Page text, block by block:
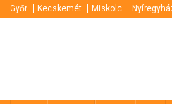
Győr Kecskemét Miskolc